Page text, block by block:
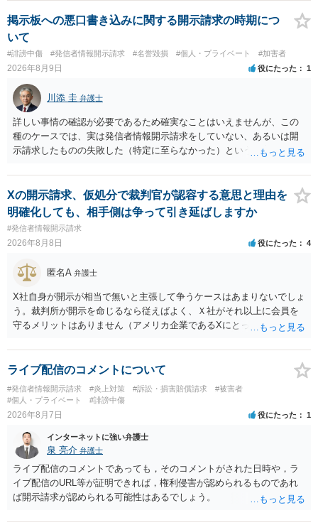
掲示板への悪口書き込みに関する開示請求の時期につ
いて
#誹謗中傷 #発信者情報開示請求 #名誉毀損 #個人・プライベート #加害者
2026年8月9日 役にたった 1
川添 圭 弁護士
詳しい事情の確認が必要であるため確実なことはいえませんが、この
種のケースでは、実は発信者情報開示請求をしていない、あるいは開
示請求したものの失敗した（特定に至らなかった）という事案が比較
な投稿をする場合にはなおさら）。
Xの開示請求、仮処分で裁判官が認容する意思と理由を
明確化しても、相手側は争って引き延ばしますか
#発信者情報開示請求
2026年8月8日 役にたった 4
匿名A 弁護士
X社自身が開示が相当で無いと主張して争うケースはあまりないでしょ
う。裁判所が開示を命じるなら従えばよく、Ｘ社がそれ以上に会員を
守るメリットはありません（アメリカ企業であるXにとって、日本の会
うかを争うよりも、「発信者情報の保有確認がまだできていない」な
どと言い訳して確認できるまで発令を引き伸ばす方で対応してくる方
す）。
ライブ配信のコメントについて
#発信者情報開示請求 #炎上対策 #訴訟・損害賠償請求
#被害者
#個人・プライベート
#誹謗中傷
2026年8月7日 役にたった 1
インターネットに強い弁護士
泉 亮介 弁護士
ライブ配信のコメントであっても，そのコメントがされた日時や，ラ
イブ配信のURL等が証明できれば，権利侵害が認められるものであれ
ば開示請求が認められる可能性はあるでしょう。